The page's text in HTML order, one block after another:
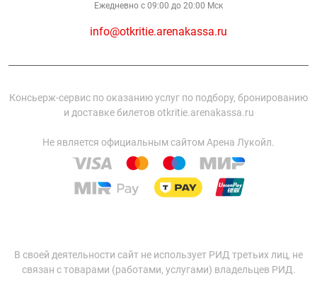
Ежедневно с 09:00 до 20:00 Мск
info@otkritie.arenakassa.ru
Консьерж-сервис по оказанию услуг по подбору, бронированию
и доставке билетов otkritie.arenakassa.ru
Не является официальным сайтом Арена Лукойл.
В своей деятельности сайт не использует РИД третьих лиц, не
связан с товарами (работами, услугами) владельцев РИД.